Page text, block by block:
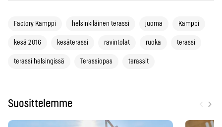
Factory Kamppi helsinkiläinen terassi juoma Kamppi
kesä 2016 kesäterassi ravintolat ruoka terassi
terassi helsingissä Terassiopas terassit
Suosittelemme ›